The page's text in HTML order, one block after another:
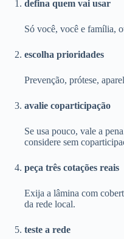
defina quem vai usar
Só você, você e família,
escolha prioridades
Prevenção, prótese,
avalie coparticipação
Se usa pouco, vale a
considere sem
peça três cotações reais
Exija a lâmina com
da rede local.
teste a rede